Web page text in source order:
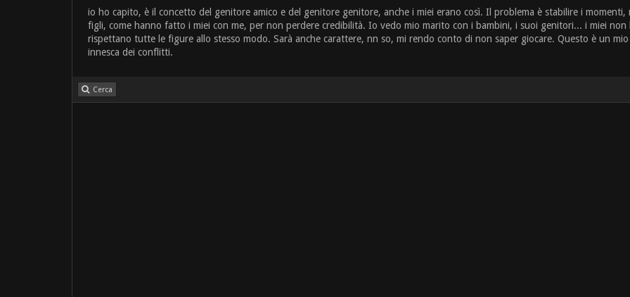
io ho capito, è il concetto del genitore amico e del genitore genitore, anche i miei erano così. Il problema è stabilire i
figli, come hanno fatto i miei con me, per non perdere credibilità. Io vedo mio marito con i bambini, i suoi genitori... i miei
rispettano tutte le figure allo stesso modo. Sarà anche carattere, nn so, mi rendo conto di non saper giocare. Questo è un
innesca dei conflitti.
Cerca